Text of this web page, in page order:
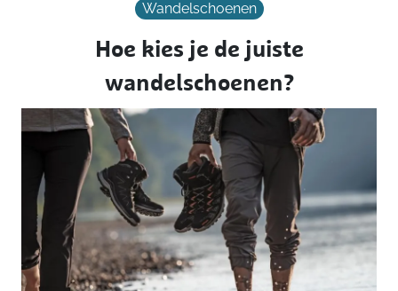
Wandelschoenen
Hoe kies je de juiste
wandelschoenen?